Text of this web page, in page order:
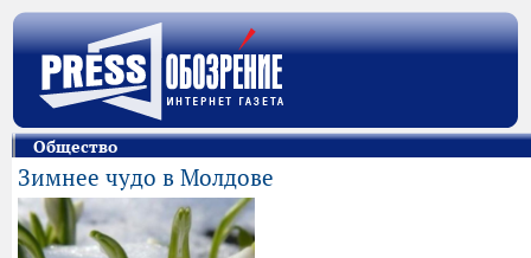
Общество
Зимнее чудо в Молдове